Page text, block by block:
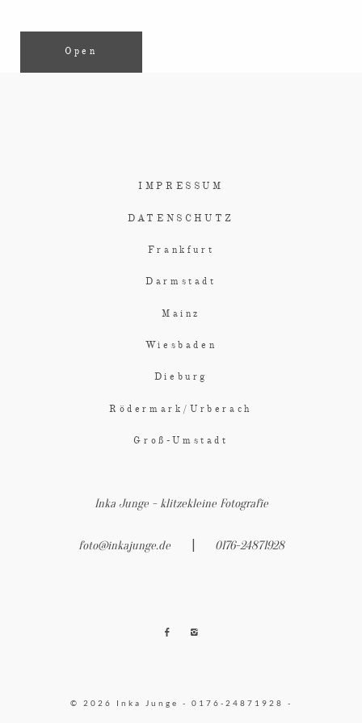
Open
IMPRESSUM
DATENSCHUTZ
Frankfurt
Darmstadt
Mainz
Wiesbaden
Dieburg
Rödermark/Urberach
Groß-Umstadt
Inka Junge - klitzekleine Fotografie
foto@inkajunge.de 0176-24871928
© 2026 Inka Junge - 0176-24871928 -